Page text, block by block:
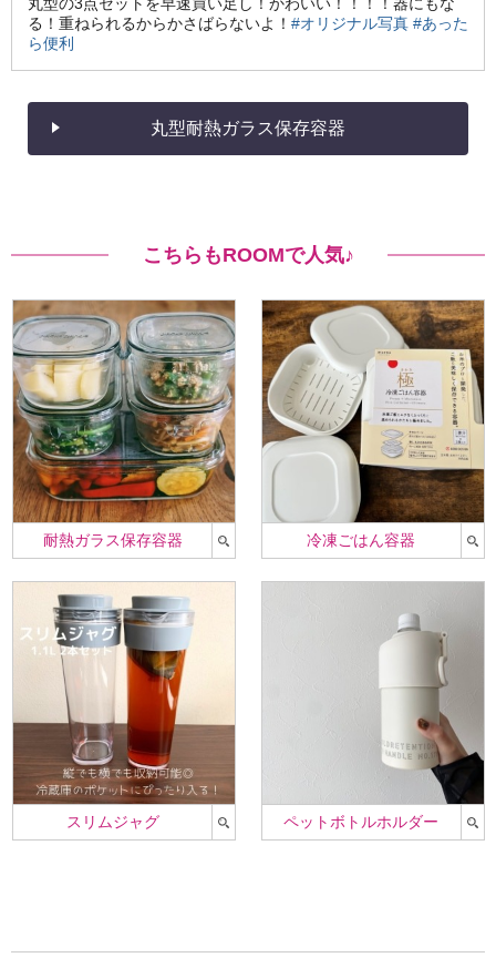
る！重ねられるからかさばらないよ！ #オリジナル写真 #あった
ら便利
丸型耐熱ガラス保存容器
こちらもROOMで人気♪
耐熱ガラス保存容器 冷凍ごはん容器
スリムジャグ ペットボトルホルダー